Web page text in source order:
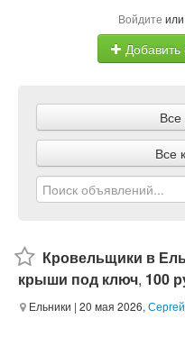
Войдите или
Все
Все
Кровельщики в
крыши под ключ, 100
Ельники | 20 мая 2026, Сергей